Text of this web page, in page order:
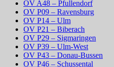
OV A48 – Pfullendorf
OV P09 – Ravensburg
OV P14 – Ulm
OV P21 – Biberach
OV P29 – Sigmaringen
OV P39 – Ulm-West
OV P43 – Donau-Bussen
OV P46 – Schussental